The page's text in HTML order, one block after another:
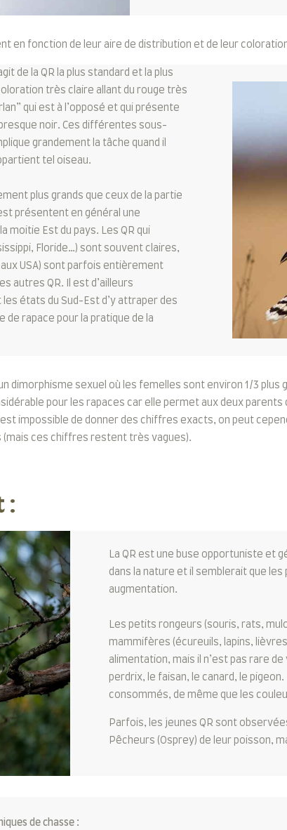
en fonction de leur aire de distribution et de leur
de la QR la plus standard et la plus
très claire allant du rouge très
qui est à l’opposé et qui présente
noir. Ces différentes sous-
grandement la tâche quand il
tel oiseau.
plus grands que ceux de la partie
présentent en général une
moitie Est du pays. Les QR qui
Floride…) sont souvent claires,
aux USA) sont parfois entièrement
autres QR. Il est d’ailleurs
états du Sud-Est d’y attraper des
de rapace pour la pratique de la
dimorphisme sexuel où les femelles sont environ 1/3 plus
pour les rapaces car elle permet aux deux
impossible de donner des chiffres exacts, on peut
(mais ces chiffres restent très vagues).
:
La QR est une buse opportuniste et
dans la nature et il semblerait que
augmentation.
Les petits rongeurs (souris, rats,
mammifères (écureuils, lapins,
alimentation, mais il n’est pas rare
perdrix, le faisan, le canard, le
consommés, de même que les
Parfois, les jeunes QR sont
Pêcheurs (Osprey) de leur poisson,
de chasse :